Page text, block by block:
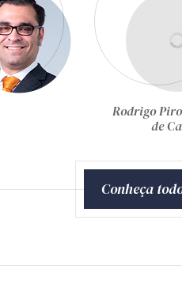
Rodrigo
de
Conheça